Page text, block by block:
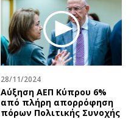
28/11/2024
Αύξηση ΑΕΠ Κύπρου 6%
από πλήρη απορρόφηση
πόρων Πολιτικής Συνοχής